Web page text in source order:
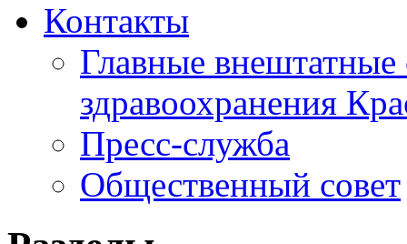
Контакты
Главные внештатные
здравоохранения
Пресс-служба
Общественный совет